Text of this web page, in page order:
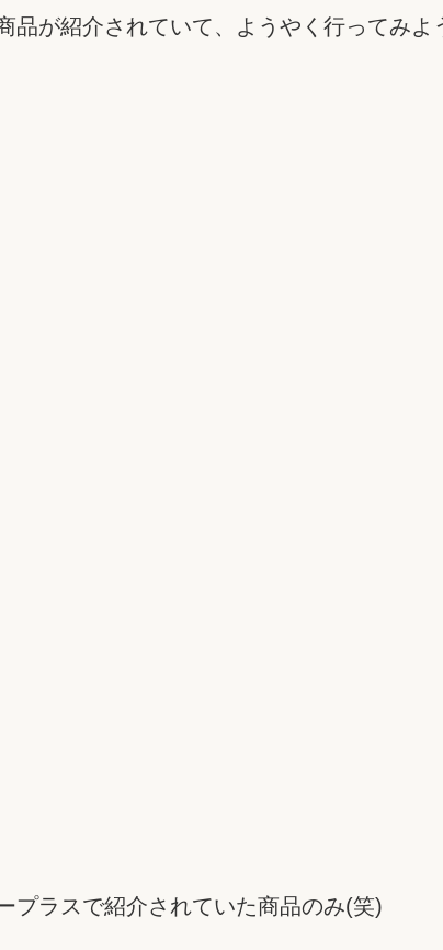
が紹介されていて、ようやく行ってみよ
プラスで紹介されていた商品のみ(笑)